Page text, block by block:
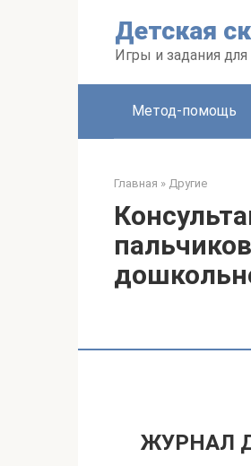
Детская
Игры и задания
Метод-помощь
Главная » Другие
ЖУРНАЛ